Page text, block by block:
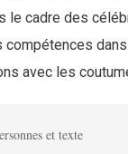
le cadre des
avec les